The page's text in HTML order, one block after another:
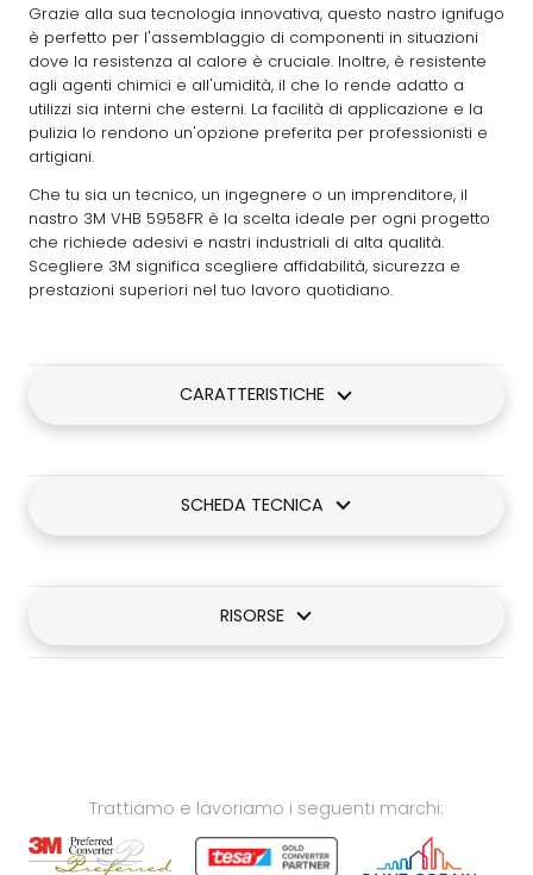
Grazie alla sua tecnologia innovativa, questo nastro ignifugo
è perfetto per l'assemblaggio di componenti in situazioni
dove la resistenza al calore è cruciale. Inoltre, è resistente
agli agenti chimici e all'umidità, il che lo rende adatto a
utilizzi sia interni che esterni. La facilità di applicazione e la
pulizia lo rendono un'opzione preferita per professionisti e
artigiani.
Che tu sia un tecnico, un ingegnere o un imprenditore, il
nastro 3M VHB 5958FR è la scelta ideale per ogni progetto
che richiede adesivi e nastri industriali di alta qualità.
Scegliere 3M significa scegliere affidabilità, sicurezza e
prestazioni superiori nel tuo lavoro quotidiano.
CARATTERISTICHE
SCHEDA TECNICA
RISORSE
Trattiamo e lavoriamo i seguenti marchi: